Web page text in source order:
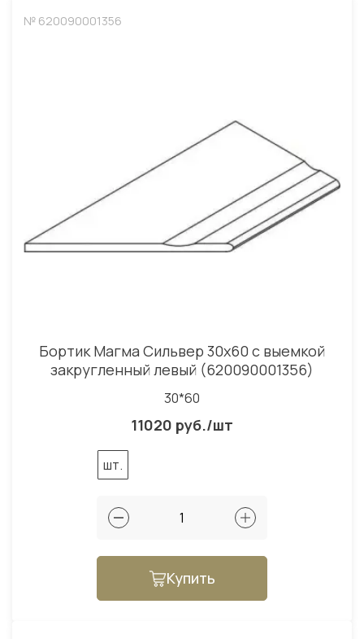
№ 620090001356
Бортик Магма Сильвер 30x60 с выемкой
закругленный левый (620090001356)
30*60
11020 руб./шт
шт.
Купить